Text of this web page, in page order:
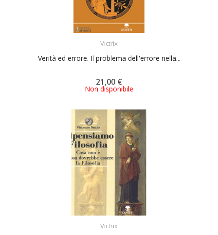
Victrix
Verità ed errore. Il problema dell'errore nella...
21,00 €
Non disponibile
Victrix